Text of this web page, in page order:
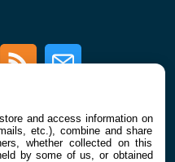
InstagramRSS Newsletter
PROPOS
and access information on
etc.), combine and share
whether collected on this
by some of us, or obtained